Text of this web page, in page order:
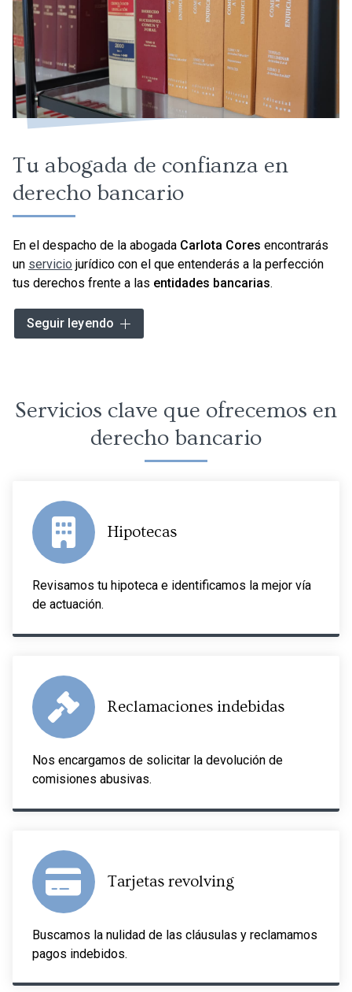
Tu abogada de confianza en
derecho bancario
En el despacho de la abogada Carlota Cores encontrarás
un servicio jurídico con el que entenderás a la perfección
tus derechos frente a las entidades bancarias.
Tras haber ayudado a diferentes
a entender y defender sus derechos frente a estas
de cada caso, garantizando los mejores resultados.
Seguir leyendo
Servicios clave que ofrecemos en
derecho bancario
Hipotecas
Revisamos tu hipoteca e identificamos la mejor vía
de actuación.
Reclamaciones indebidas
Nos encargamos de solicitar la devolución de
comisiones abusivas.
Tarjetas revolving
Buscamos la nulidad de las cláusulas y reclamamos
pagos indebidos.